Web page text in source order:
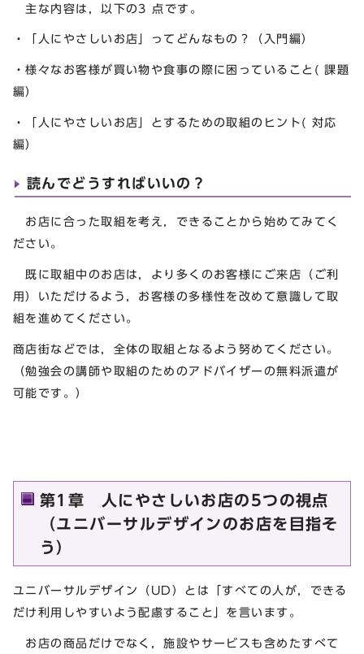
主な内容は，以下の3 点です。
・「人にやさしいお店」ってどんなもの？（入門編）
・様々なお客様が買い物や食事の際に困っていること( 課題
編）
・「人にやさしいお店」とするための取組のヒント( 対応
編）
読んでどうすればいいの？
お店に合った取組を考え，できることから始めてみてく
ださい。
既に取組中のお店は，より多くのお客様にご来店（ご利
用）いただけるよう，お客様の多様性を改めて意識して取
組を進めてください。
商店街などでは，全体の取組となるよう努めてください。
（勉強会の講師や取組のためのアドバイザーの無料派遣が
可能です。）
第1章 人にやさしいお店の5つの視点
（ユニバーサルデザインのお店を目指そ
う）
ユニバーサルデザイン（UD）とは「すべての人が，できる
だけ利用しやすいよう配慮すること」を言います。
お店の商品だけでなく，施設やサービスも含めたすべて